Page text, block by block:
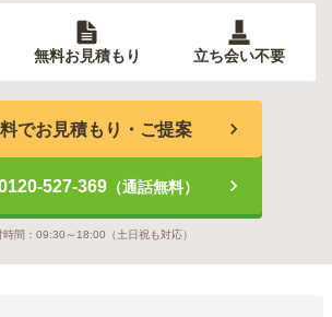
無料お見積もり 立ち会い不要
でお見積もり・ご提案
527-369（通話無料）
間： 09:30～18:00 （土日祝も対応）